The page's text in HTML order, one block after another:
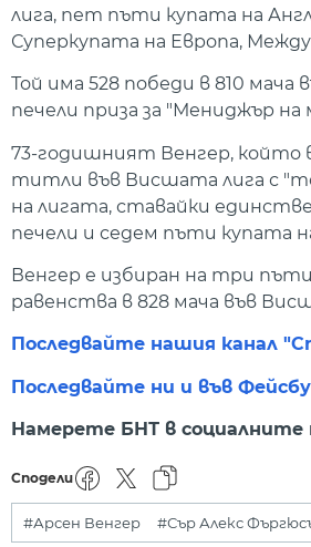
лига, пет пъти купата на
Суперкупата на Европа,
Той има 528 победи в 810 мача
печели приза за "Мениджър на
73-годишният Венгер, който
титли във Висшата лига с
на лигата, ставайки
печели и седем пъти купата
Венгер е избиран на три
равенства в 828 мача във
Последвайте нашия канал
Последвайте ни и във
Намерете БНТ в социалните
Сподели
#Арсен Венгер #Сър Алекс